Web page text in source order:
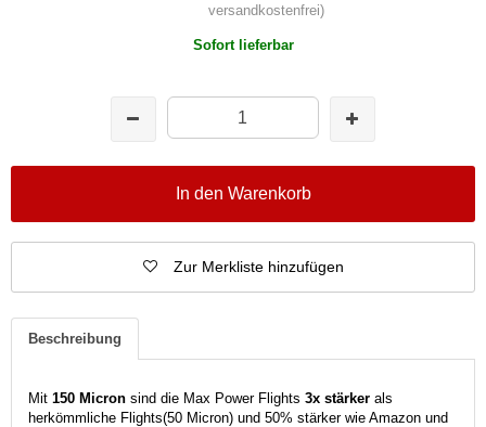
versandkostenfrei)
Sofort lieferbar
In den Warenkorb
Zur Merkliste hinzufügen
Beschreibung
Mit 150 Micron sind die Max Power Flights 3x stärker als
herkömmliche Flights(50 Micron) und 50% stärker wie Amazon und